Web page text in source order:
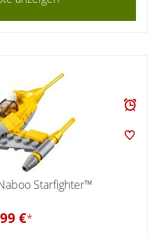
Starfighter™
€*